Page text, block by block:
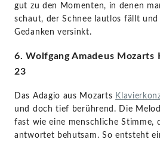
gut zu den Momenten, in denen
schaut, der Schnee lautlos fällt
Gedanken versinkt.
6. Wolfgang Amadeus Mozarts
23
Das Adagio aus Mozarts
und doch tief berührend. Die
fast wie eine menschliche Stimme,
antwortet behutsam. So entsteht